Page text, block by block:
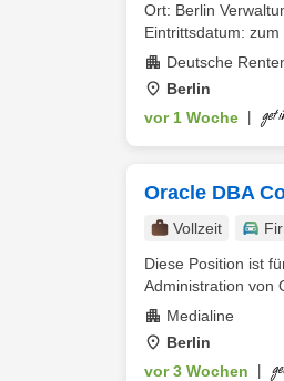
Ort: Berlin
Eintrittsdatum: zum
Deutsche
Berlin
vor 1 Woche
Oracle DBA
Vollzeit
Diese Position ist
Administration von
Medialine
Berlin
vor 3 Wochen